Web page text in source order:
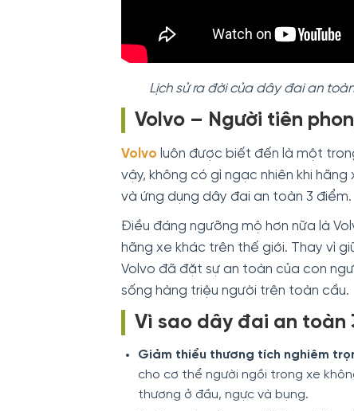
Lịch sử ra đời của dây đai an
Volvo – Người tiên
Volvo luôn được biết đến là một
vậy, không có gì ngạc nhiên khi
và ứng dụng dây đai an toàn 3 điểm.
Điều đáng ngưỡng mộ hơn nữa là
hãng xe khác trên thế giới. Thay vì
Volvo đã đặt sự an toàn của con
sống hàng triệu người trên toàn cầu.
Vì sao dây đai an toàn
Giảm thiểu thương tích nghiêm
cho cơ thể người ngồi trong xe
thương ở đầu, ngực và bụng.